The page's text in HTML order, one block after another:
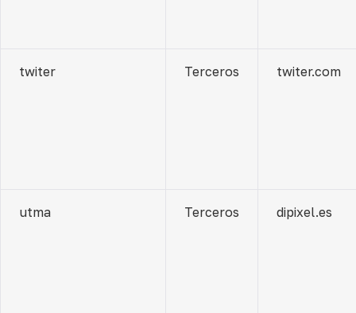
twiter Terceros twiter.com
utma Terceros dipixel.es